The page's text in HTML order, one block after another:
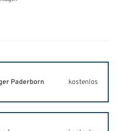
Paderborn kostenlos